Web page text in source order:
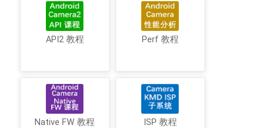
API2 教程 Perf 教程
Native FW 教程 ISP 教程